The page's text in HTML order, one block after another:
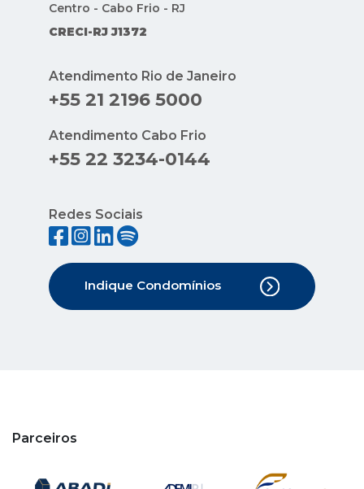
Centro - Cabo Frio - RJ
CRECI-RJ J1372
Atendimento Rio de Janeiro
+55 21 2196 5000
Atendimento Cabo Frio
+55 22 3234-0144
Redes Sociais
Indique Condomínios
Parceiros